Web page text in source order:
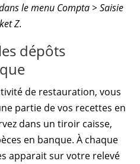
le menu Compta > Saisie
Z.
dépôts
de restauration, vous
partie de vos recettes en
dans un tiroir caisse,
en banque. À chaque
apparait sur votre relevé